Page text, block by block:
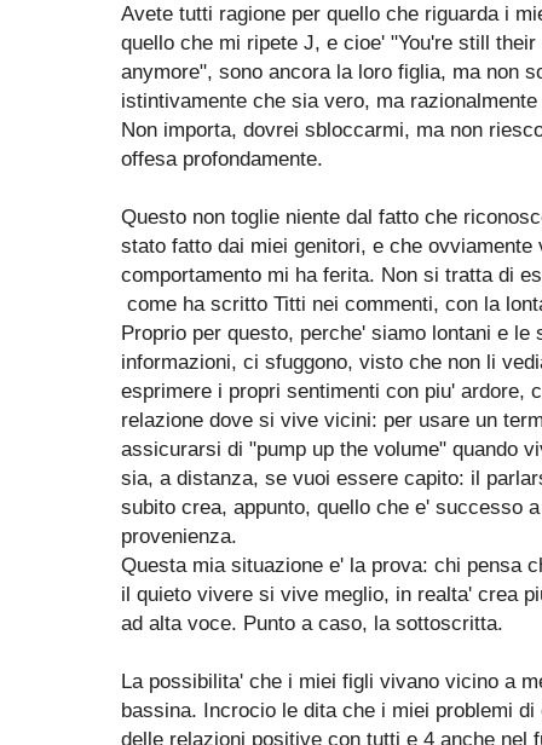
Avete tutti ragione per quello che riguarda i
quello che mi ripete J, e cioe' "You're still
anymore", sono ancora la loro figlia, ma non
istintivamente che sia vero, ma
Non importa, dovrei sbloccarmi, ma non
offesa profondamente.
Questo non toglie niente dal fatto che
stato fatto dai miei genitori, e che ovviamente
comportamento mi ha ferita. Non si tratta di
come ha scritto Titti nei commenti, con la
Proprio per questo, perche' siamo lontani e le
informazioni, ci sfuggono, visto che non li
esprimere i propri sentimenti con piu' ardore,
relazione dove si vive vicini: per usare un
assicurarsi di "pump up the volume" quando
sia, a distanza, se vuoi essere capito: il
subito crea, appunto, quello che e' successo
provenienza.
Questa mia situazione e' la prova: chi pensa
il quieto vivere si vive meglio, in realta' crea
ad alta voce. Punto a caso, la sottoscritta.
La possibilita' che i miei figli vivano vicino a
bassina. Incrocio le dita che i miei problemi
delle relazioni positive con tutti e 4 anche nel